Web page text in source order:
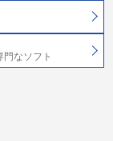
なソフト